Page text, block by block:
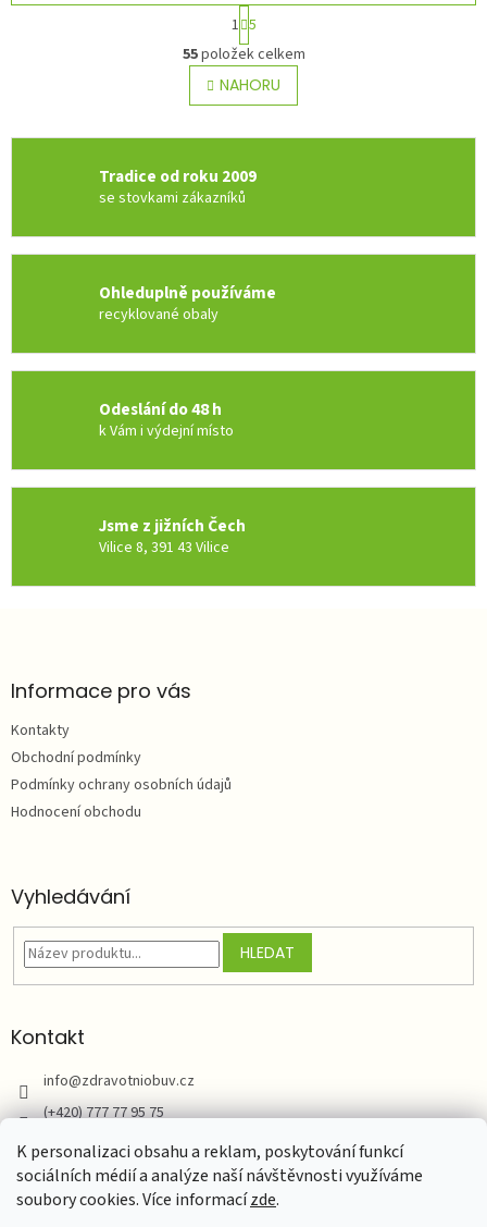
K personalizaci obsahu a reklam, poskytování funkcí
sociálních médií a analýze naší návštěvnosti využíváme
soubory cookies. Více informacízde.
O
v
l
á
c
í
p
r
v
y
p
i
S
t
r
á
n
k
v
n
í
1 5
55položek celkem
NAHORU
Tradice od roku 2009
se stovkami zákazníků
Ohleduplně používáme
recyklované obaly
Odeslání do 48 h
k Vám i výdejní místo
Jsme z jižních Čech
Vilice 8, 391 43 Vilice
aInformace pro vás
Kontakty
Obchodní podmínky
Podmínky ochrany osobních údajů
Hodnocení obchodu
Vyhledávání
HLEDAT
Kontakt
info@zdravotniobuv.cz
(+420) 777 77 95 75
Zdravotní obuv